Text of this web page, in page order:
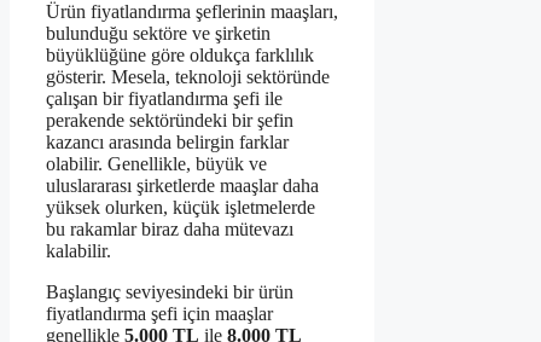
Ürün fiyatlandırma şeflerinin maaşları,
bulunduğu sektöre ve şirketin
büyüklüğüne göre oldukça farklılık
gösterir. Mesela, teknoloji sektöründe
çalışan bir fiyatlandırma şefi ile
perakende sektöründeki bir şefin
kazancı arasında belirgin farklar
olabilir. Genellikle, büyük ve
uluslararası şirketlerde maaşlar daha
yüksek olurken, küçük işletmelerde
bu rakamlar biraz daha mütevazı
kalabilir.
Başlangıç seviyesindeki bir ürün
fiyatlandırma şefi için maaşlar
genellikle 5.000 TL ile 8.000 TL